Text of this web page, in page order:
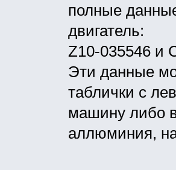
полные
двигатель:
Z10-035546 и
Эти данные
таблички с
машину либо
аллюминия,